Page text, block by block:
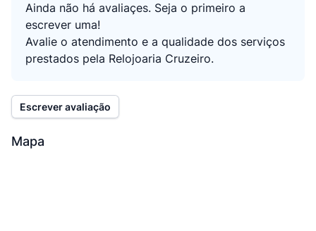
Ainda não há avaliaçes. Seja o primeiro a
escrever uma!
Avalie o atendimento e a qualidade dos serviços
prestados pela Relojoaria Cruzeiro.
Escrever avaliação
Mapa